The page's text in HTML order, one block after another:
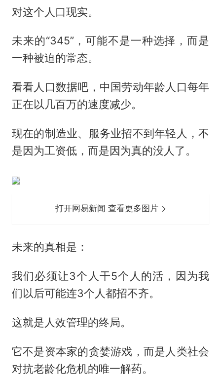
对这个人口现实。
未来的“345”，可能不是一种选择，而是
一种被迫的常态。
看看人口数据吧，中国劳动年龄人口每年
正在以几百万的速度减少。
现在的制造业、服务业招不到年轻人，不
是因为工资低，而是因为真的没人了。
打开网易新闻 查看更多图片
未来的真相是：
我们必须让3个人干5个人的活，因为我
们以后可能连3个人都招不齐。
这就是人效管理的终局。
它不是资本家的贪婪游戏，而是人类社会
对抗老龄化危机的唯一解药。